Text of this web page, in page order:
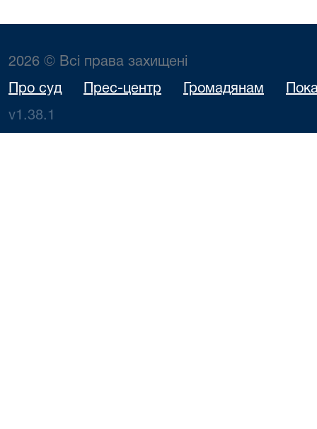
2026 © Всі права захищені
Про суд Прес-центр Громадянам
v1.38.1